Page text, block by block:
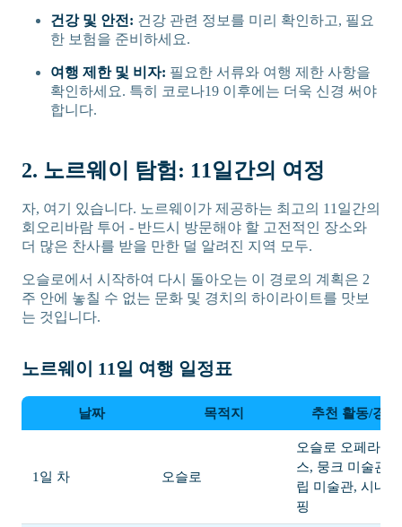
건강 및 안전: 건강 관련 정보를 미리 확인하고, 필요
한 보험을 준비하세요.
여행 제한 및 비자: 필요한 서류와 여행 제한 사항을
확인하세요. 특히 코로나19 이후에는 더욱 신경 써야
합니다.
2. 노르웨이 탐험: 11일간의 여정
자, 여기 있습니다. 노르웨이가 제공하는 최고의 11일간의
회오리바람 투어 - 반드시 방문해야 할 고전적인 장소와
더 많은 찬사를 받을 만한 덜 알려진 지역 모두.
오슬로에서 시작하여 다시 돌아오는 이 경로의 계획은 2
주 안에 놓칠 수 없는 문화 및 경치의 하이라이트를 맛보
는 것입니다.
노르웨이 11일 여행 일정표
날짜 목적지 추천 활동/경로
1일 차 오슬로
오슬로 오페라 하
스, 뭉크 미술관,
립 미술관, 시내
핑